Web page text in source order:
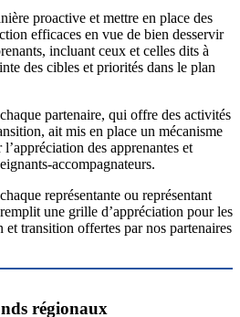
proactive et mettre en place des
efficaces en vue de bien desservir
incluant ceux et celles dits à
des cibles et priorités dans le plan
partenaire, qui offre des activités
ait mis en place un mécanisme
des apprenantes et
accompagnateurs.
représentante ou représentant
une grille d’appréciation pour les
et transition offertes par nos partenaires
régionaux